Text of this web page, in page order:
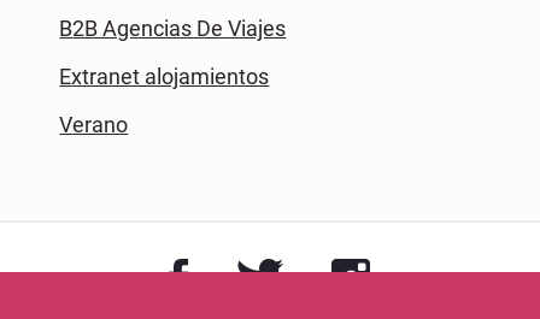
B2B Agencias De Viajes
Extranet alojamientos
Verano